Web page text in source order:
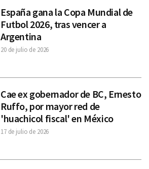
España gana la Copa Mundial de
Futbol 2026, tras vencer a
Argentina
20 de julio de 2026
Cae ex gobernador de BC, Ernesto
Ruffo, por mayor red de
'huachicol fiscal' en México
17 de julio de 2026